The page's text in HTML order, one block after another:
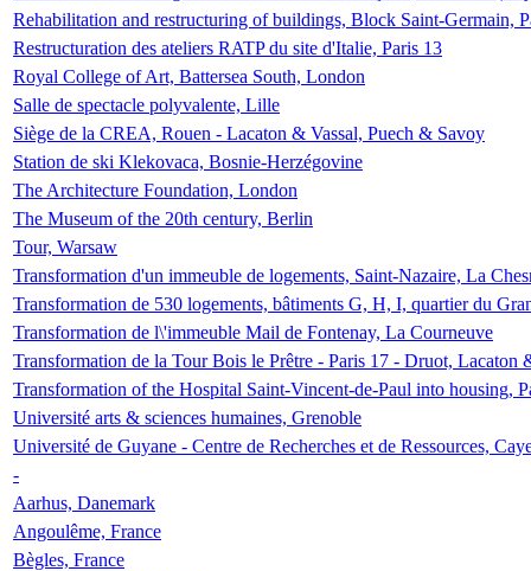
Rehabilitation and restructuring of buildings, Block Saint-Germain,
Restructuration des ateliers RATP du site d'Italie, Paris 13
Royal College of Art, Battersea South, London
Salle de spectacle polyvalente, Lille
Siège de la CREA, Rouen - Lacaton & Vassal, Puech & Savoy
Station de ski Klekovaca, Bosnie-Herzégovine
The Architecture Foundation, London
The Museum of the 20th century, Berlin
Tour, Warsaw
Transformation d'un immeuble de logements, Saint-Nazaire, La
Transformation de 530 logements, bâtiments G, H, I, quartier du
Transformation de l\'immeuble Mail de Fontenay, La Courneuve
Transformation de la Tour Bois le Prêtre - Paris 17 - Druot, Lacaton
Transformation of the Hospital Saint-Vincent-de-Paul into housing,
Université arts & sciences humaines, Grenoble
Université de Guyane - Centre de Recherches et de Ressources,
-
Aarhus, Danemark
Angoulême, France
Bègles, France